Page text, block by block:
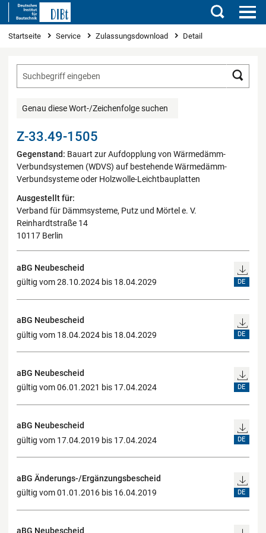
Suchen
Sie sind hier
Startseite Service Zulassungsdownload Detail
Genau diese Wort-/Zeichenfolge suchen
Z-33.49-1505
Gegenstand: Bauart zur Aufdopplung von Wärmedämm-
Verbundsystemen (WDVS) auf bestehende Wärmedämm-
Verbundsysteme oder Holzwolle-Leichtbauplatten
Ausgestellt für:
Verband für Dämmsysteme, Putz und Mörtel e. V.
Reinhardtstraße 14
10117 Berlin
aBG Neubescheid
gültig vom 28.10.2024 bis 18.04.2029
DE
aBG Neubescheid
gültig vom 18.04.2024 bis 18.04.2029
DE
aBG Neubescheid
gültig vom 06.01.2021 bis 17.04.2024
DE
aBG Neubescheid
gültig vom 17.04.2019 bis 17.04.2024
DE
aBG Änderungs-/Ergänzungsbescheid
gültig vom 01.01.2016 bis 16.04.2019
DE
aBG Neubescheid